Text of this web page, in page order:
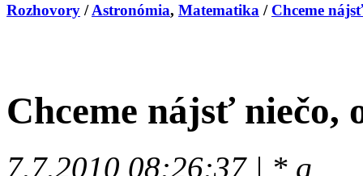
Rozhovory /Astronómia, Matematika / Chceme
Chceme nájsť niečo,
7.7.2010 08:26:37 | * q